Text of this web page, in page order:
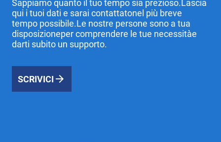
Sappiamo quanto il tuo tempo sia prezioso.Lascia
qui i tuoi dati e sarai contattatonel più breve
tempo possibile.Le nostre persone sono a tua
disposizioneper comprendere le tue necessitàe
darti subito un supporto.
SCRIVICI